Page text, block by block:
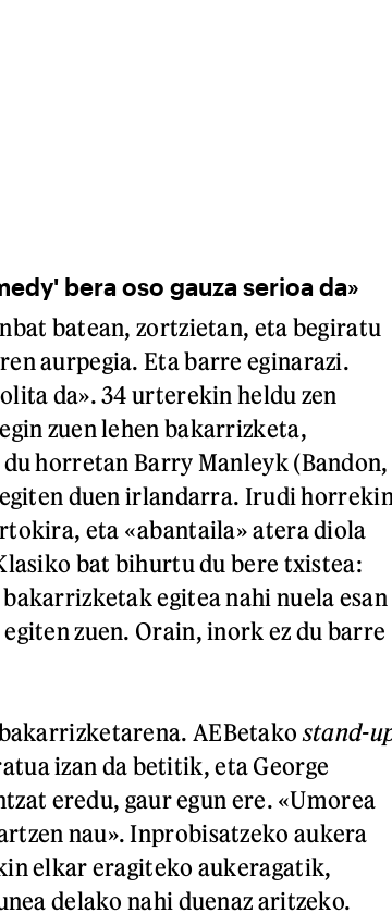
bera oso gauza serioa da»
batean, zortzietan, eta begiratu
aurpegia. Eta barre eginarazi.
da». 34 urterekin heldu zen
zuen lehen bakarrizketa,
horretan Barry Manleyk (Bandon,
duen irlandarra. Irudi
eta «abantaila» atera diola
bat bihurtu du bere txistea:
egitea nahi nuela esan
zuen. Orain, inork ez du barre
AEBetako stand-
izan da betitik, eta George
eredu, gaur egun ere. «Umorea
nau». Inprobisatzeko aukera
elkar eragiteko aukeragatik,
delako nahi duenaz aritzeko.